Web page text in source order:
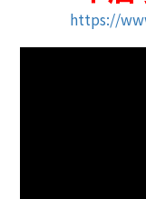
https://